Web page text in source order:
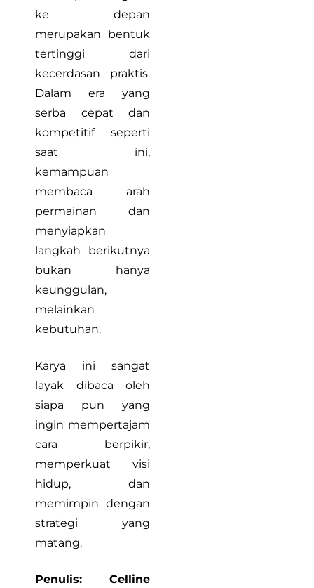
ke depan
merupakan bentuk
tertinggi dari
kecerdasan praktis.
Dalam era yang
serba cepat dan
kompetitif seperti
saat ini,
kemampuan
membaca arah
permainan dan
menyiapkan
langkah berikutnya
bukan hanya
keunggulan,
melainkan
kebutuhan.
Karya ini sangat
layak dibaca oleh
siapa pun yang
ingin mempertajam
cara berpikir,
memperkuat visi
hidup, dan
memimpin dengan
strategi yang
matang.
Penulis: Celline